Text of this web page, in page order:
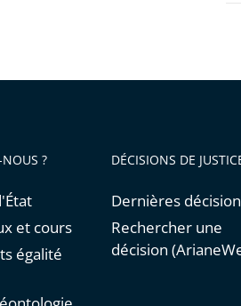
?
et cours
égalité
DÉCISIONS DE
Dernières
Rechercher une
décision